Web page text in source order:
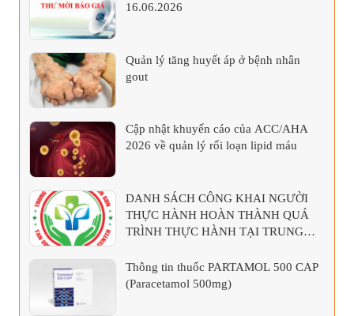
16.06.2026
Quản lý tăng huyết áp ở bệnh nhân
gout
Cập nhật khuyến cáo của ACC/AHA
2026 về quản lý rối loạn lipid máu
DANH SÁCH CÔNG KHAI NGƯỜI
THỰC HÀNH HOÀN THÀNH QUÁ
TRÌNH THỰC HÀNH TẠI TRUNG
Thông tin thuốc PARTAMOL 500 CAP
(Paracetamol 500mg)